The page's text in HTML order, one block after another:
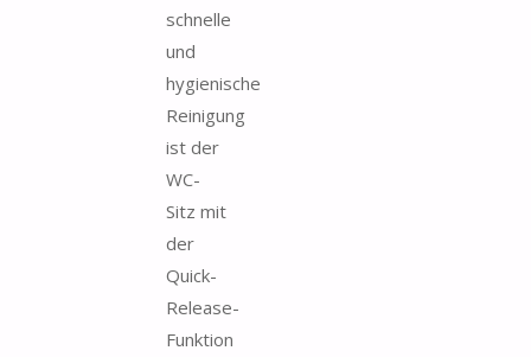
schnelle
und
hygienische
Reinigung
ist der
WC-
Sitz mit
der
Quick-
Release-
Funktion